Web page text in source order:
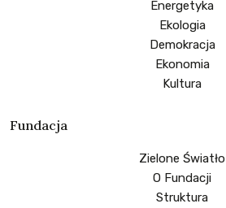
Energetyka
Ekologia
Demokracja
Ekonomia
Kultura
Fundacja
Zielone Światło
O Fundacji
Struktura